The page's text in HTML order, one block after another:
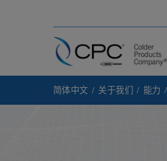
简体中文 关于我们 能力